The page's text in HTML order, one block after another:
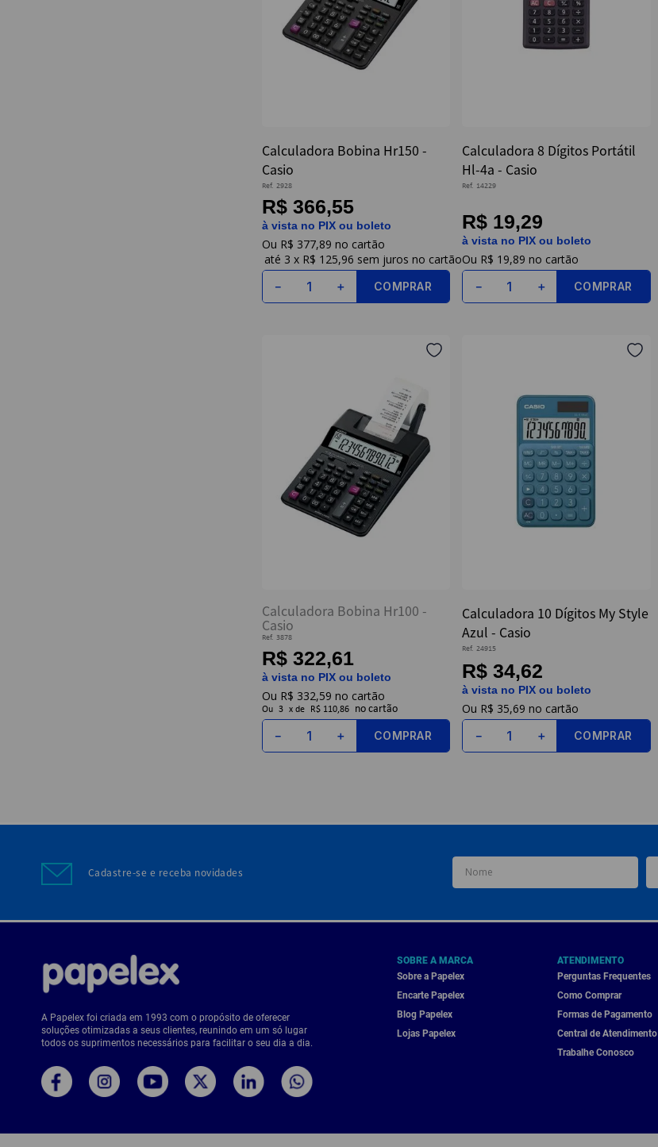
Calculadora Bobina Hr150 -
Casio
Ref. 2928
R$ 366,55
à vista no PIX ou boleto
R$ 377,89
3 x R$ 125,96 sem juros
＋
－ COMPRAR
Calculadora 8 Dígitos Portátil
Hl-4a - Casio
Ref. 14229
R$ 19,29
à vista no PIX ou boleto
R$ 19,89
＋
－ COMPRAR
Calculadora Bobina Hr100 -
Casio
Ref. 3878
R$ 322,61
à vista no PIX ou boleto
R$ 332,59
Ou 3 x de R$ 110,86
＋
－ COMPRAR
Calculadora 10 Dígitos My Style
Azul - Casio
Ref. 24915
R$ 34,62
à vista no PIX ou boleto
R$ 35,69
＋
－ COMPRAR
Cadastre-se e receba novidades
A Papelex foi criada em 1993 com o propósito de oferecer
soluções otimizadas a seus clientes, reunindo em um só lugar
todos os suprimentos necessários para facilitar o seu dia a dia.
SOBRE A MARCA
Sobre a Papelex
Encarte Papelex
Blog Papelex
Lojas Papelex
ATENDIMENTO
Perguntas Frequentes
Como Comprar
Formas de Pagamento
Central de Atendimento
Trabalhe Conosco